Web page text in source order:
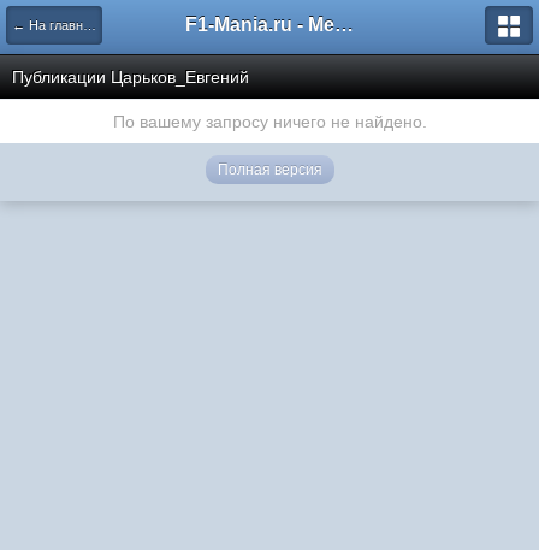
← На главную F1-Mania.ru - Международный чемпионат по симрейсингу
Публикации Царьков_Евгений
По вашему запросу ничего не найдено.
Полная версия